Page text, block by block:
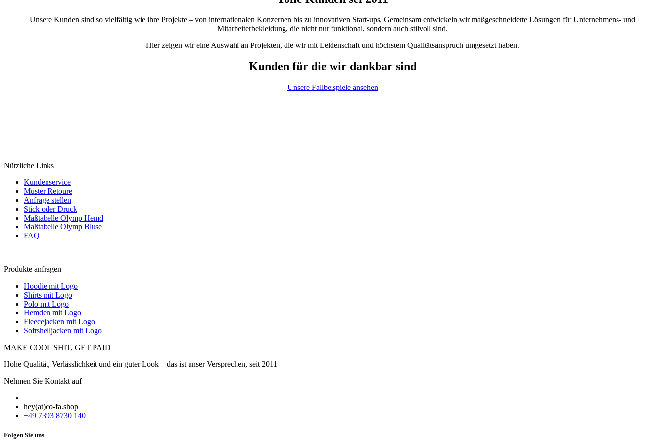
Unsere Kunden sind so vielfältig wie ihre Projekte – von internationalen Konzernen bis zu innovativen Start-ups. Gemeinsam entwickeln wir maßgeschneiderte Lösungen für Unternehmens- und
Mitarbeiterbekleidung, die nicht nur funktional, sondern auch stilvoll sind.
Hier zeigen wir eine Auswahl an Projekten, die wir mit Leidenschaft und höchstem Qualitätsanspruch umgesetzt haben.
Kunden für die wir dankbar sind
Unsere Fallbeispiele ansehen
Nützliche Links
Kundenservice
Muster Retoure
Anfrage stellen
Stick oder Druck
Maßtabelle Olymp Hemd
Maßtabelle Olymp Bluse
FAQ
Produkte anfragen
Hoodie mit Logo
Shirts mit Logo
Polo mit Logo
Hemden mit Logo
Fleecejacken mit Logo
Softshelljacken mit Logo
MAKE COOL SHIT, GET PAID
Hohe Qualität, Verlässlichkeit und ein guter Look – das ist unser Versprechen, seit 2011
Nehmen Sie Kontakt auf
hey(at)co-fa.shop
+49 7393 8730 140
Folgen Sie uns